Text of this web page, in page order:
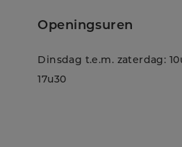
Openingsuren
Dinsdag t.e.m. zaterdag:
17u30